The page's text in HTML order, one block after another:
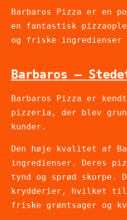
Barbaros Pizza er en
en fantastisk
og friske ingredienser
Barbaros –
Barbaros Pizza er
pizzeria, der blev
kunder.
Den høje kvalitet af
ingredienser. Deres
tynd og sprød skorpe.
krydderier, hvilket
friske grøntsager og